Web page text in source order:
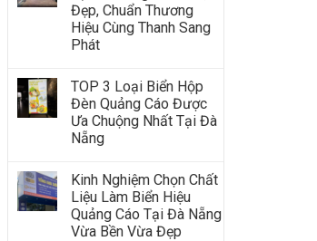
Đẹp, Chuẩn Thương
Hiệu Cùng Thanh Sang
Phát
TOP 3 Loại Biển Hộp
Đèn Quảng Cáo Được
Ưa Chuộng Nhất Tại Đà
Nẵng
Kinh Nghiệm Chọn Chất
Liệu Làm Biển Hiệu
Quảng Cáo Tại Đà Nẵng
Vừa Bền Vừa Đẹp